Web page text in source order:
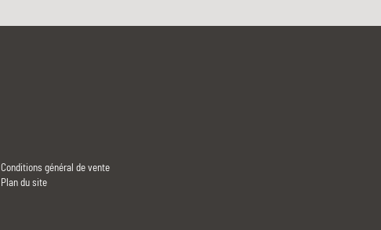
Conditions général de vente
Plan du site